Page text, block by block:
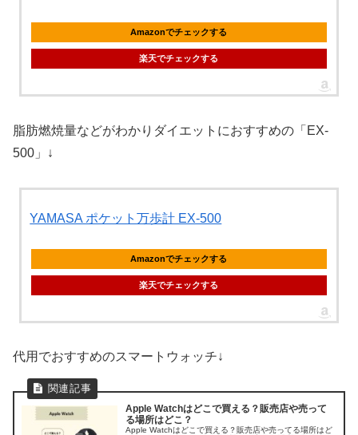
Amazonでチェックする
楽天でチェックする
脂肪燃焼量などがわかりダイエットにおすすめの「EX-
500」↓
YAMASA ポケット万歩計 EX-500
Amazonでチェックする
楽天でチェックする
代用でおすすめのスマートウォッチ↓
Apple Watchはどこで買える？販売店や売って
る場所はどこ？
Apple Watchはどこで買える？販売店や売ってる場所はど